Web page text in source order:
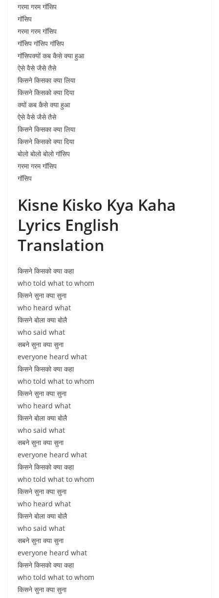
गरमा गरम गॉसिप
गॉसिप
गरमा गरम गॉसिप
गॉसिप गॉसिप गॉसिप
गॉसिपक्यों कब कैसे क्या हुआ
ऐसे वैसे जैसे तैसे
किसने किसका क्या लिया
किसने किसको क्या दिया
क्यों कब कैसे क्या हुआ
ऐसे वैसे जैसे तैसे
किसने किसका क्या लिया
किसने किसको क्या दिया
बोलो बोलो बोलो गॉसिप
गरमा गरम गॉसिप
गॉसिप
Kisne Kisko Kya Kaha
Lyrics English
Translation
किसने किसको क्या कहा
who told what to whom
किसने सुना क्या सुना
who heard what
किसने बोला क्या बोलै
who said what
सबने सुना क्या सुना
everyone heard what
किसने किसको क्या कहा
who told what to whom
किसने सुना क्या सुना
who heard what
किसने बोला क्या बोलै
who said what
सबने सुना क्या सुना
everyone heard what
किसने किसको क्या कहा
who told what to whom
किसने सुना क्या सुना
who heard what
किसने बोला क्या बोलै
who said what
सबने सुना क्या सुना
everyone heard what
किसने किसको क्या कहा
who told what to whom
किसने सुना क्या सुना